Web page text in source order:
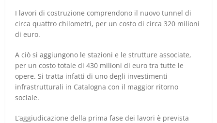
I lavori di costruzione comprendono il nuovo tunnel di
circa quattro chilometri, per un costo di circa 320 milioni
di euro.
A ciò si aggiungono le stazioni e le strutture associate,
per un costo totale di 430 milioni di euro tra tutte le
opere. Si tratta infatti di uno degli investimenti
infrastrutturali in Catalogna con il maggior ritorno
sociale.
L’aggiudicazione della prima fase dei lavori è prevista